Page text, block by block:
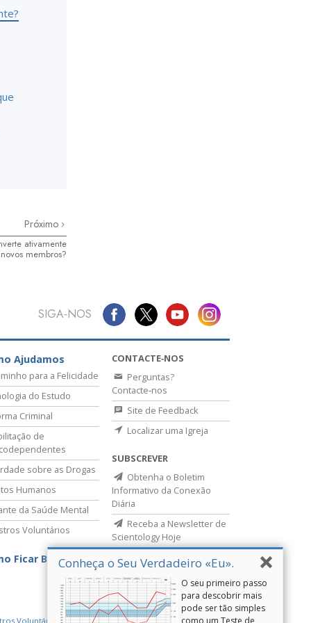
Próximo
ativamente
novos membros?
Conheça o Seu Verdadeiro «Eu».
O seu primeiro passo
para descobrir mais
pode ser tão simples
SIGA‑NOS
Ajudamos
para a Felicidade
do Estudo
Criminal
de
sobre as Drogas
Humanos
da Saúde Mental
Voluntários
Ficar Bem
CONTACTE‑NOS
Perguntas?
Contacte‑nos
Site de Feedback
Localizar uma Igreja
SUBSCREVER
Obtenha o Boletim
Informativo da Conexão
Diária
Receba a Newsletter de
Scientology Hoje
Voluntários de Scientology